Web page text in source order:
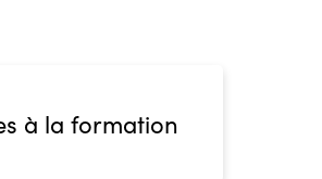
à la formation